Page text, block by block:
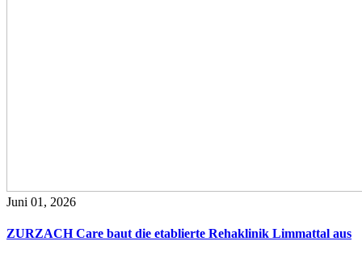
Juni 01, 2026
ZURZACH Care baut die etablierte Rehaklinik Limmattal aus